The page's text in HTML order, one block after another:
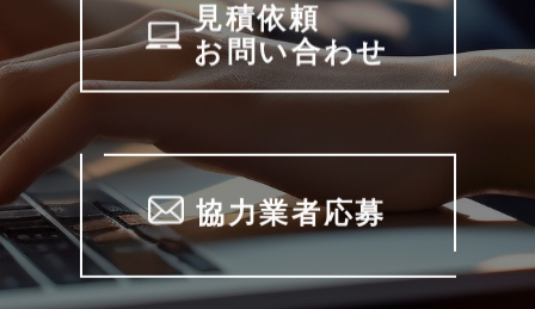
見積依頼
お問い合わせ
協力業者応募